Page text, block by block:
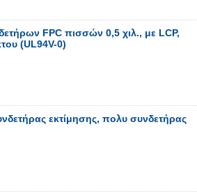
FPC πισσών 0,5 χιλ., με LCP,
(UL94V-0)
εκτίμησης, πολυ συνδετήρας